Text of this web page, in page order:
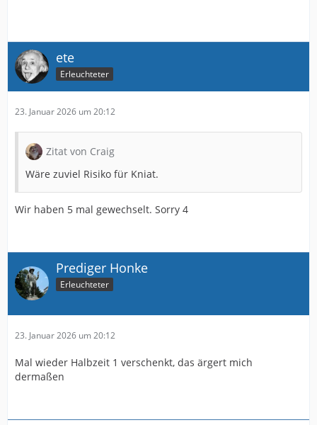
ete
Erleuchteter
23. Januar 2026 um 20:12
Zitat von Craig
Wäre zuviel Risiko für Kniat.
Wir haben 5 mal gewechselt. Sorry 4
Prediger Honke
Erleuchteter
23. Januar 2026 um 20:12
Mal wieder Halbzeit 1 verschenkt, das ärgert mich
dermaßen